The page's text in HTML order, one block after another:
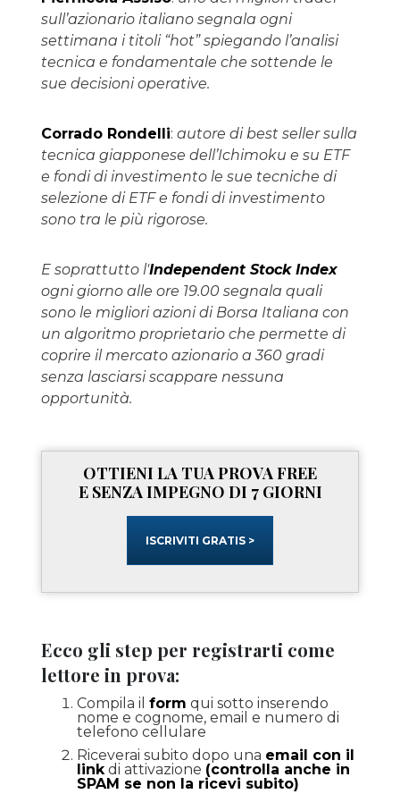
sull’azionario italiano segnala ogni
settimana i titoli “hot” spiegando l’analisi
tecnica e fondamentale che sottende le
sue decisioni operative.
Corrado Rondelli: autore di best seller sulla
tecnica giapponese dell’Ichimoku e su ETF
e fondi di investimento le sue tecniche di
selezione di ETF e fondi di investimento
sono tra le più rigorose.
E soprattutto l'Independent Stock Index
ogni giorno alle ore 19.00 segnala quali
sono le migliori azioni di Borsa Italiana con
un algoritmo proprietario che permette di
coprire il mercato azionario a 360 gradi
senza lasciarsi scappare nessuna
opportunità.
OTTIENI LA TUA PROVA FREE
E SENZA IMPEGNO DI 7 GIORNI
ISCRIVITI GRATIS >
Ecco gli step per registrarti come
lettore in prova:
Compila il form qui sotto inserendo
nome e cognome, email e numero di
telefono cellulare
Riceverai subito dopo una email con il
linkdi attivazione (controlla anche in
SPAM se non la ricevi subito)